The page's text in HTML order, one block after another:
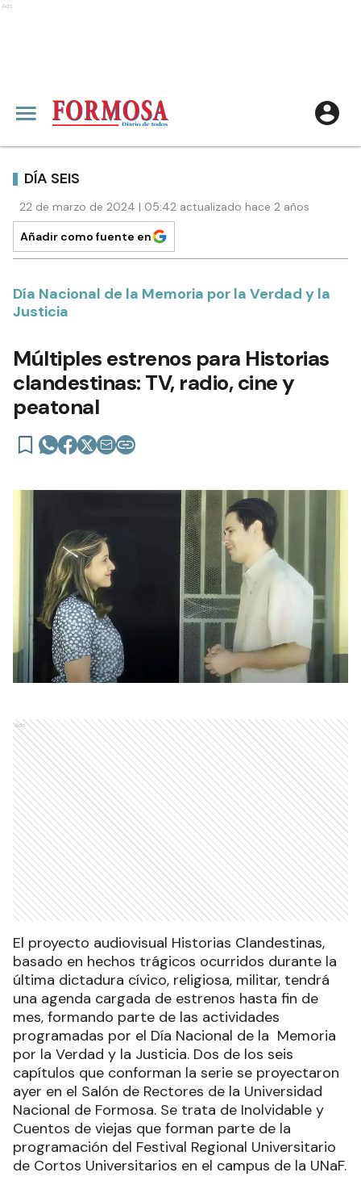
Ads
DÍA SEIS
22 de marzo de 2024 | 05:42 actualizado hace 2 años
Añadir como fuente en
Día Nacional de la Memoria por la Verdad y la
Justicia
Múltiples estrenos para Historias
clandestinas: TV, radio, cine y
peatonal
Ads
El proyecto audiovisual Historias Clandestinas,
basado en hechos trágicos ocurridos durante la
última dictadura cívico, religiosa, militar, tendrá
una agenda cargada de estrenos hasta fin de
mes, formando parte de las actividades
programadas por el Día Nacional de la Memoria
por la Verdad y la Justicia. Dos de los seis
capítulos que conforman la serie se proyectaron
ayer en el Salón de Rectores de la Universidad
Nacional de Formosa. Se trata de Inolvidable y
Cuentos de viejas que forman parte de la
programación del Festival Regional Universitario
de Cortos Universitarios en el campus de la UNaF.